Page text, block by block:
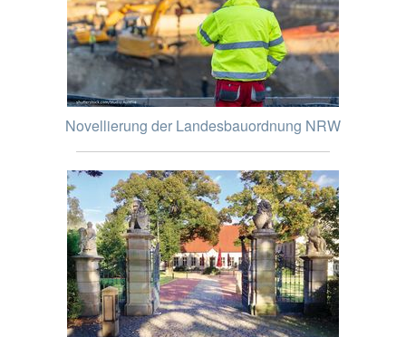
Novellierung der Landesbauordnung NRW